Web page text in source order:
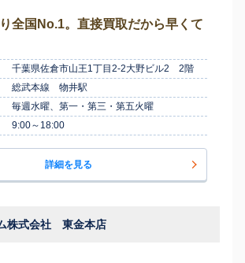
全国No.1。直接買取だから早くて
千葉県佐倉市山王1丁目2-2大野ビル2 2階
総武本線 物井駅
毎週水曜、第一・第三・第五火曜
9:00～18:00
詳細を見る
株式会社 東金本店